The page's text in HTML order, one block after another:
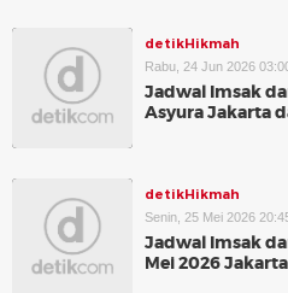
detikHikmah
Rabu, 24 Jun 2026
Jadwal Imsak
Asyura Jakarta
detikHikmah
Senin, 25 Mei 2026
Jadwal Imsak
Mei 2026